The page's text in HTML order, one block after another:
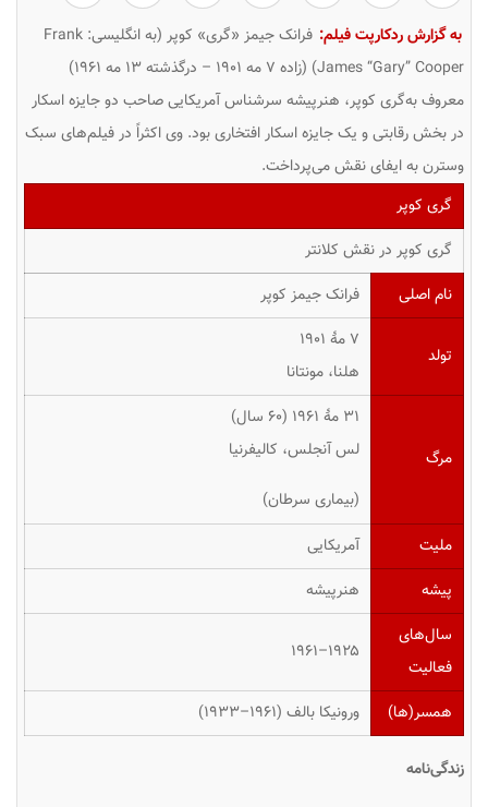
به گزارش ردکارپت فیلم:
فرانک جیمز «گری» کوپر (به انگلیسی: Frank
James “Gary” Cooper) (زاده ۷ مه ۱۹۰۱ – درگذشته ۱۳ مه ۱۹۶۱)
معروف به‌گری کوپر، هنرپیشه سرشناس آمریکایی صاحب دو جایزه اسکار
در بخش رقابتی و یک جایزه اسکار افتخاری بود. وی اکثراً در فیلم‌های سبک
وسترن به ایفای نقش می‌پرداخت.
گری کوپر
گری کوپر در نقش کلانتر
نام اصلی
فرانک جیمز کوپر
تولد
۷ مهٔ ۱۹۰۱
هلنا، مونتانا
مرگ
۳۱ مهٔ ۱۹۶۱ (۶۰ سال)
لس آنجلس، کالیفرنیا
(بیماری سرطان)
ملیت
آمریکایی
پیشه
هنرپیشه
سال‌های
فعالیت
۱۹۲۵–۱۹۶۱
همسر(ها) ورونیکا بالف (۱۹۶۱–۱۹۳۳)
زندگی‌نامه